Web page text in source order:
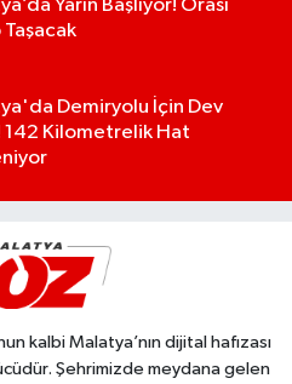
Yarın Başlıyor! Orası
Taşacak
Demiryolu İçin Dev
142 Kilometrelik Hat
kalbi Malatya’nın dijital hafızası
Şehrimizde meydana gelen